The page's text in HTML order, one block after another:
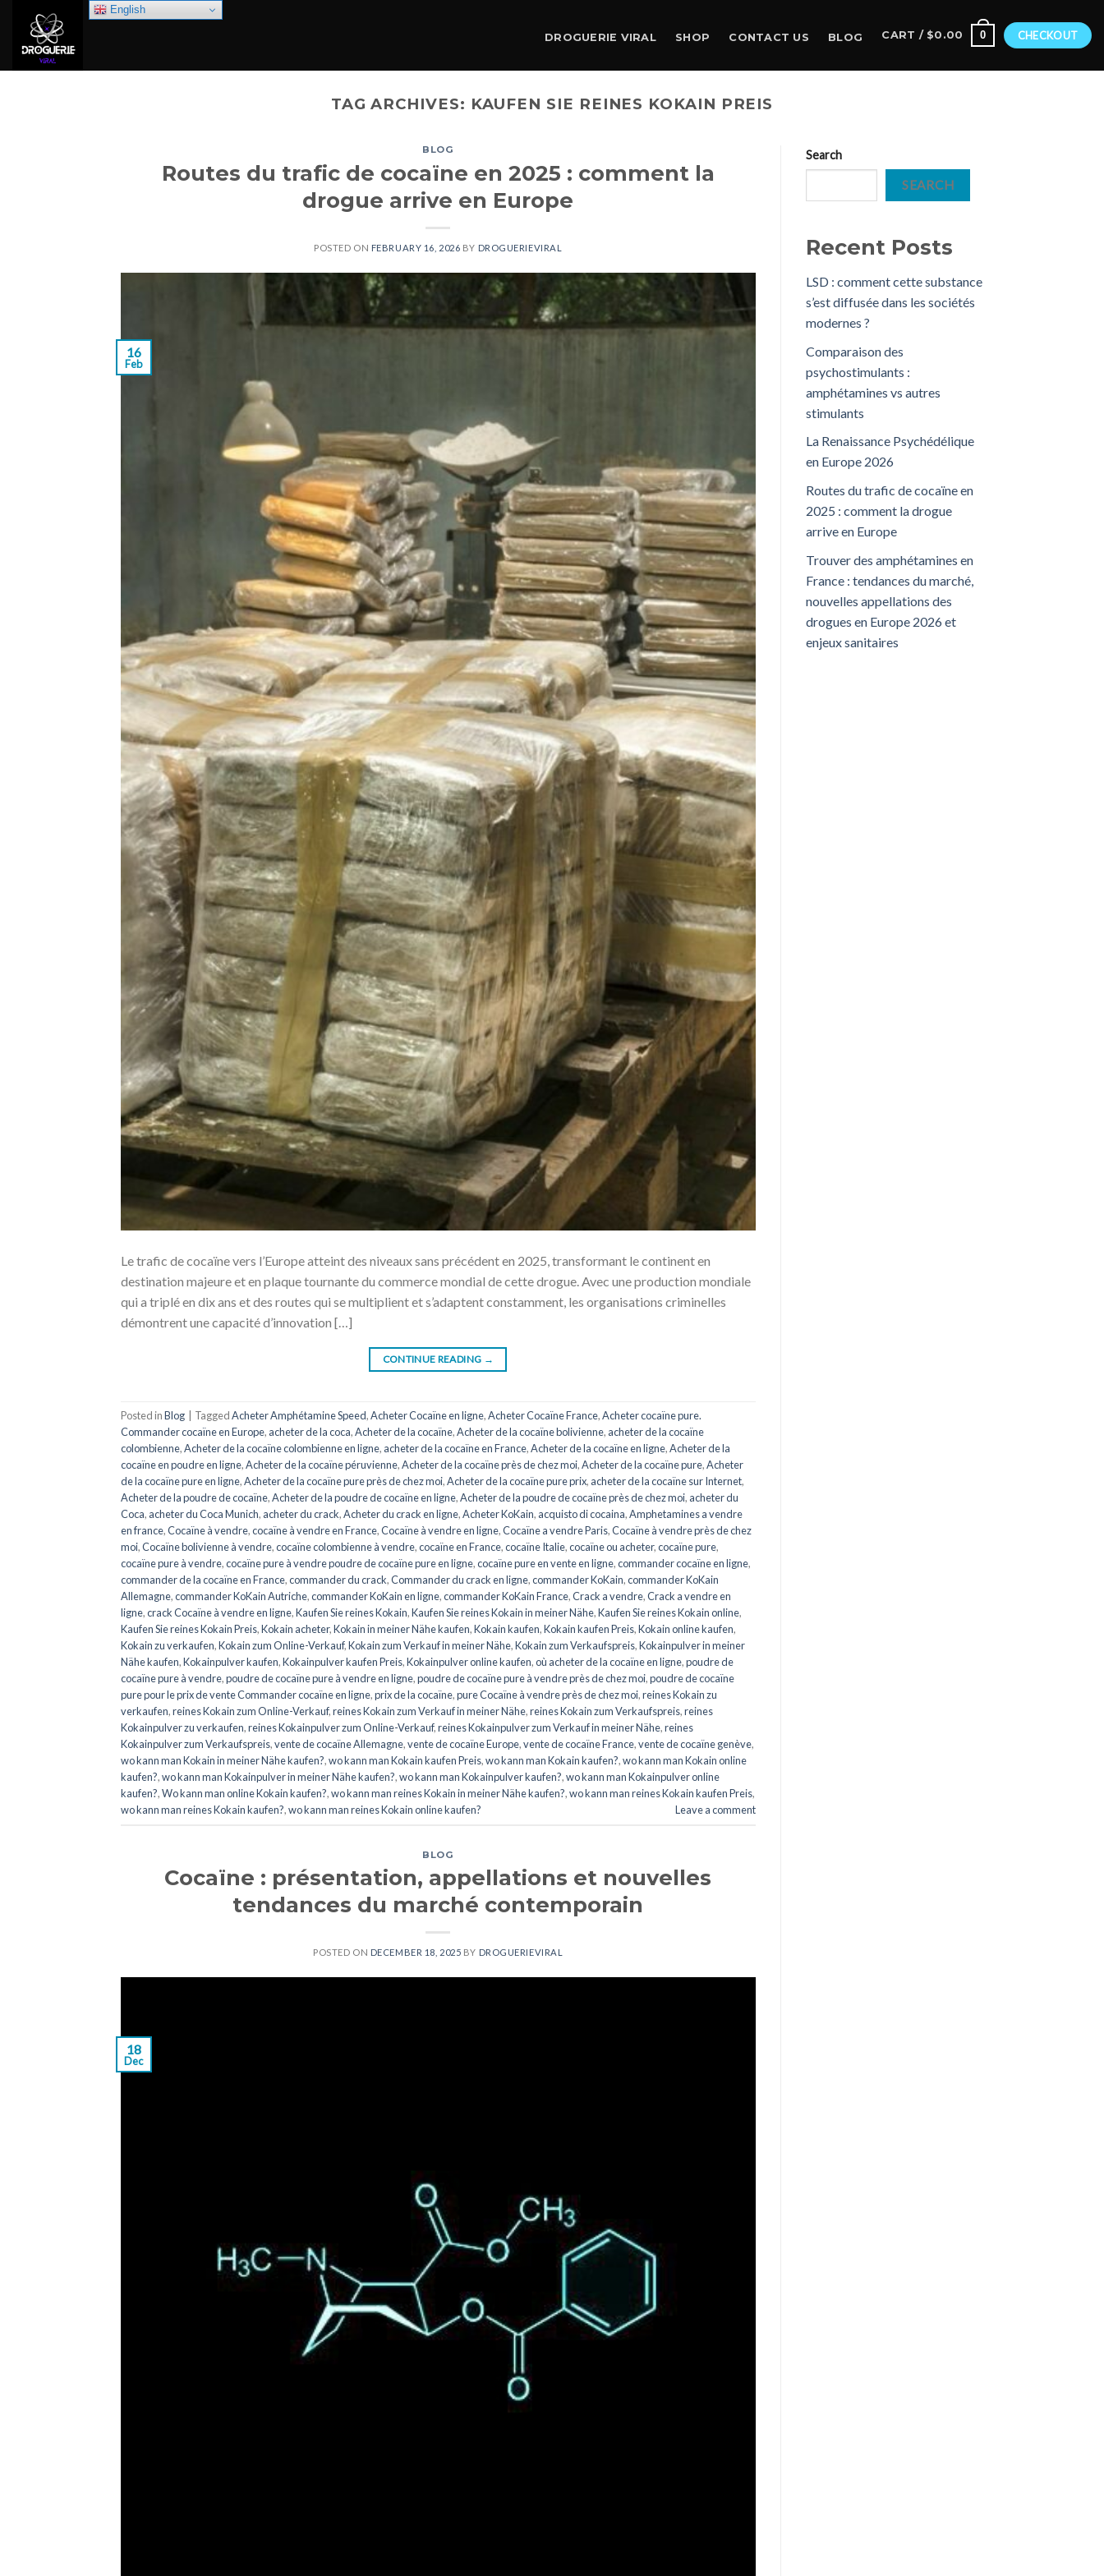
content
DROGUERIE VIRAL SHOP CONTACT US BLOG CART / $0.00 0 CHECKOUT
TAG ARCHIVES: KAUFEN SIE REINES KOKAIN PREIS
BLOG
Routes du trafic de cocaïne en 2025 : comment la
drogue arrive en Europe
POSTED ON FEBRUARY 16, 2026 BY DROGUERIEVIRAL
16
Feb
Le trafic de cocaïne vers l’Europe atteint des niveaux sans précédent en 2025, transformant le continent en
destination majeure et en plaque tournante du commerce mondial de cette drogue. Avec une production mondiale
qui a triplé en dix ans et des routes qui se multiplient et s’adaptent constamment, les organisations criminelles
démontrent une capacité d’innovation […]
CONTINUE READING →
Posted inBlog TaggedAcheter Amphétamine Speed,Acheter Cocaïne en ligne,Acheter Cocaïne France,Acheter cocaïne pure.
Commander cocaïne en Europe, acheter de la coca,Acheter de la cocaïne,Acheter de la cocaïne bolivienne, acheter de la cocaïne
colombienne,Acheter de la cocaïne colombienne en ligne, acheter de la cocaïne en France,Acheter de la cocaïne en ligne,Acheter de la
cocaïne en poudre en ligne,Acheter de la cocaïne péruvienne,Acheter de la cocaïne près de chez moi,Acheter de la cocaïne pure,Acheter
de la cocaïne pure en ligne,Acheter de la cocaïne pure près de chez moi,Acheter de la cocaïne pure prix, acheter de la cocaïne sur Internet,
Acheter de la poudre de cocaïne,Acheter de la poudre de cocaïne en ligne,Acheter de la poudre de cocaïne près de chez moi, acheter du
Coca, acheter du Coca Munich, acheter du crack,Acheter du crack en ligne,Acheter KoKain, acquisto di cocaina,Amphetamines a vendre
en france,Cocaïne à vendre,cocaïne à vendre en France,Cocaïne à vendre en ligne,Cocaïne a vendre Paris,Cocaïne à vendre près de chez
moi,Cocaïne bolivienne à vendre,cocaïne colombienne à vendre,cocaïne en France,cocaïne Italie,cocaïne ou acheter,cocaïne pure,
cocaïne pure à vendre,cocaïne pure à vendre poudre de cocaïne pure en ligne,cocaïne pure en vente en ligne,commander cocaïne en ligne,
commander de la cocaïne en France,commander du crack,Commander du crack en ligne,commander KoKain,commander KoKain
Allemagne,commander KoKain Autriche,commander KoKain en ligne,commander KoKain France,Crack a vendre,Crack a vendre en
ligne,crack Cocaïne à vendre en ligne,Kaufen Sie reines Kokain,Kaufen Sie reines Kokain in meiner Nähe,Kaufen Sie reines Kokain online,
Kaufen Sie reines Kokain Preis,Kokain acheter,Kokain in meiner Nähe kaufen,Kokain kaufen,Kokain kaufen Preis,Kokain online kaufen,
Kokain zu verkaufen,Kokain zum Online-Verkauf,Kokain zum Verkauf in meiner Nähe,Kokain zum Verkaufspreis,Kokainpulver in meiner
Nähe kaufen,Kokainpulver kaufen,Kokainpulver kaufen Preis,Kokainpulver online kaufen,où acheter de la cocaïne en ligne,poudre de
cocaïne pure à vendre,poudre de cocaïne pure à vendre en ligne,poudre de cocaïne pure à vendre près de chez moi,poudre de cocaïne
pure pour le prix de vente Commander cocaïne en ligne,prix de la cocaïne,pure Cocaïne à vendre près de chez moi,reines Kokain zu
verkaufen,reines Kokain zum Online-Verkauf,reines Kokain zum Verkauf in meiner Nähe,reines Kokain zum Verkaufspreis,reines
Kokainpulver zu verkaufen,reines Kokainpulver zum Online-Verkauf,reines Kokainpulver zum Verkauf in meiner Nähe,reines
Kokainpulver zum Verkaufspreis,vente de cocaïne Allemagne,vente de cocaïne Europe,vente de cocaïne France,vente de cocaïne genève,
wo kann man Kokain in meiner Nähe kaufen?,wo kann man Kokain kaufen Preis,wo kann man Kokain kaufen?,wo kann man Kokain online
kaufen?,wo kann man Kokainpulver in meiner Nähe kaufen?,wo kann man Kokainpulver kaufen?,wo kann man Kokainpulver online
kaufen?,Wo kann man online Kokain kaufen?,wo kann man reines Kokain in meiner Nähe kaufen?,wo kann man reines Kokain kaufen Preis,
wo kann man reines Kokain kaufen?,wo kann man reines Kokain online kaufen? Leave a comment
BLOG
Cocaïne : présentation, appellations et nouvelles
tendances du marché contemporain
POSTED ON DECEMBER 18, 2025 BY DROGUERIEVIRAL
18
Dec
Search
SEARCH
Recent Posts
LSD : comment cette substance
s’est diffusée dans les sociétés
modernes ?
Comparaison des
psychostimulants :
amphétamines vs autres
stimulants
La Renaissance Psychédélique
en Europe 2026
Routes du trafic de cocaïne en
2025 : comment la drogue
arrive en Europe
Trouver des amphétamines en
France : tendances du marché,
nouvelles appellations des
drogues en Europe 2026 et
enjeux sanitaires
English